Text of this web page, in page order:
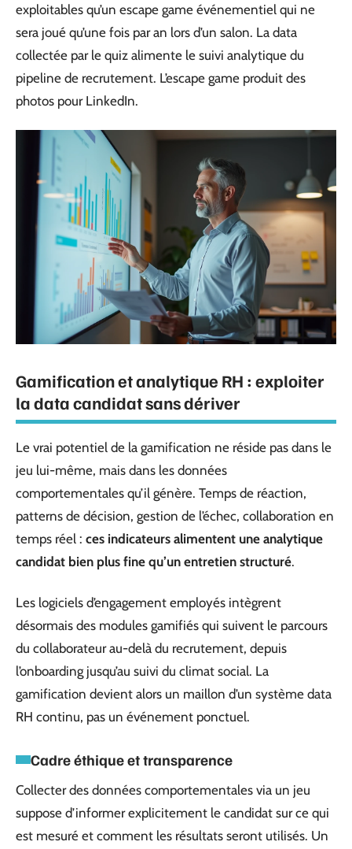
exploitables qu’un escape game événementiel qui ne
sera joué qu’une fois par an lors d’un salon. La data
collectée par le quiz alimente le suivi analytique du
pipeline de recrutement. L’escape game produit des
photos pour LinkedIn.
Gamification et analytique RH : exploiter
la data candidat sans dériver
Le vrai potentiel de la gamification ne réside pas dans le
jeu lui-même, mais dans les données
comportementales qu’il génère. Temps de réaction,
patterns de décision, gestion de l’échec, collaboration en
temps réel : ces indicateurs alimentent une analytique
candidat bien plus fine qu’un entretien structuré.
Les logiciels d’engagement employés intègrent
désormais des modules gamifiés qui suivent le parcours
du collaborateur au-delà du recrutement, depuis
l’onboarding jusqu’au suivi du climat social. La
gamification devient alors un maillon d’un système data
RH continu, pas un événement ponctuel.
Cadre éthique et transparence
Collecter des données comportementales via un jeu
suppose d’informer explicitement le candidat sur ce qui
est mesuré et comment les résultats seront utilisés. Un